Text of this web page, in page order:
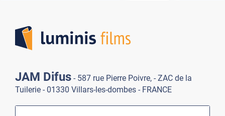
JAM Difus - 587 rue Pierre Poivre, - ZAC de la
Tuilerie - 01330 Villars-les-dombes - FRANCE